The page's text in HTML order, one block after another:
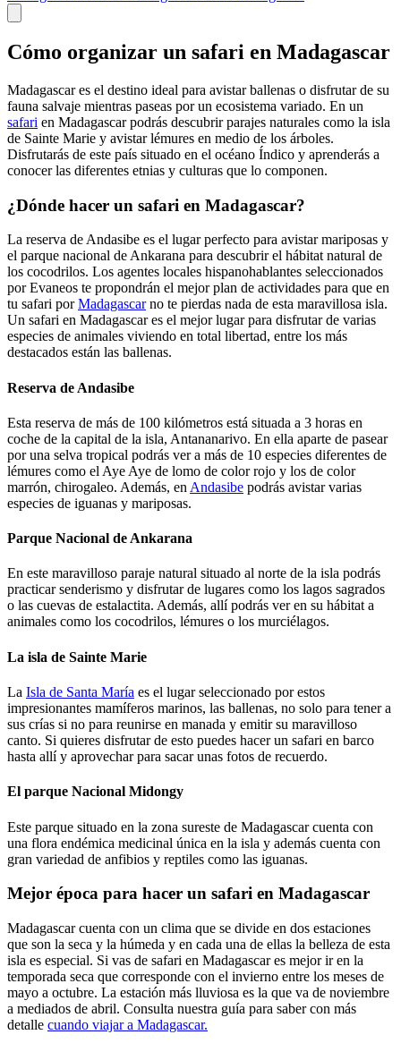
Cómo organizar un safari en Madagascar
Madagascar es el destino ideal para avistar ballenas o disfrutar de su
fauna salvaje mientras paseas por un ecosistema variado. En un
safari en Madagascar podrás descubrir parajes naturales como la isla
de Sainte Marie y avistar lémures en medio de los árboles.
Disfrutarás de este país situado en el océano Índico y aprenderás a
conocer las diferentes etnias y culturas que lo componen.
¿Dónde hacer un safari en Madagascar?
La reserva de Andasibe es el lugar perfecto para avistar mariposas y
el parque nacional de Ankarana para descubrir el hábitat natural de
los cocodrilos. Los agentes locales hispanohablantes seleccionados
por Evaneos te propondrán el mejor plan de actividades para que en
tu safari porMadagascarno te pierdas nada de esta maravillosa isla.
Un safari en Madagascar es el mejor lugar para disfrutar de varias
especies de animales viviendo en total libertad, entre los más
destacados están las ballenas.
Reserva de Andasibe
Esta reserva de más de 100 kilómetros está situada a 3 horas en
coche de la capital de la isla, Antananarivo. En ella aparte de pasear
por una selva tropical podrás ver a más de 10 especies diferentes de
lémures como el Aye Aye de lomo de color rojo y los de color
marrón, chirogaleo. Además, en Andasibe podrás avistar varias
especies de iguanas y mariposas.
Parque Nacional de Ankarana
En este maravilloso paraje natural situado al norte de la isla podrás
practicar senderismo y disfrutar de lugares como los lagos sagrados
o las cuevas de estalactita. Además, allí podrás ver en su hábitat a
animales como los cocodrilos, lémures o los murciélagos.
La isla de Sainte Marie
La Isla de Santa María es el lugar seleccionado por estos
impresionantes mamíferos marinos, las ballenas, no solo para tener a
sus crías si no para reunirse en manada y emitir su maravilloso
canto. Si quieres disfrutar de esto puedes hacer un safari en barco
hasta allí y aprovechar para sacar unas fotos de recuerdo.
El parque Nacional Midongy
Este parque situado en la zona sureste de Madagascar cuenta con
una flora endémica medicinal única en la isla y además cuenta con
gran variedad de anfibios y reptiles como las iguanas.
Mejor época para hacer un safari en Madagascar
Madagascar cuenta con un clima que se divide en dos estaciones
que son la seca y la húmeda y en cada una de ellas la belleza de esta
isla es especial. Si vas de safari en Madagascar es mejor ir en la
temporada seca que corresponde con el invierno entre los meses de
mayo a octubre. La estación más lluviosa es la que va de noviembre
a mediados de abril. Consulta nuestra guía para saber con más
detalle cuando viajar a Madagascar.